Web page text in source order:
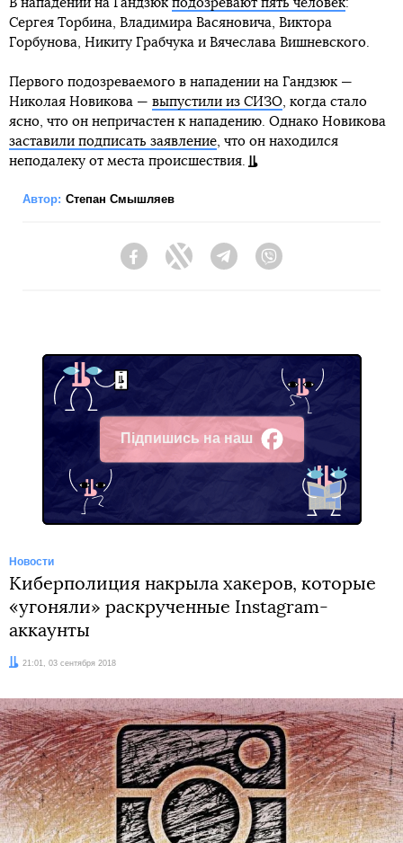
В нападении на Гандзюк подозревают пять человек:
Сергея Торбина, Владимира Васяновича, Виктора
Горбунова, Никиту Грабчука и Вячеслава Вишневского.
Первого подозреваемого в нападении на Гандзюк —
Николая Новикова — выпустили из СИЗО , когда стало
ясно, что он непричастен к нападению. Однако Новикова
заставили подписать заявление , что он находился
неподалеку от места происшествия.
Автор: Степан Смышляев
FacebookTwitter Telegram
Підпишись на наш
Facebook
Новости
Киберполиция накрыла хакеров, которые
«угоняли» раскрученные Instagram-
аккаунты
Дата:21:01, 03 сентября 2018